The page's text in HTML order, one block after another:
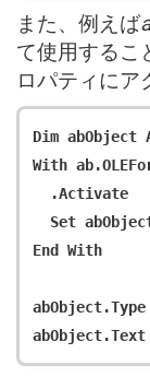
また、例えば
て使用するこ
ロパティにア
Dim abObject
With
End With